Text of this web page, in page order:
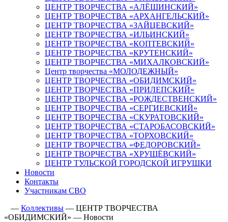
ЦЕНТР ТВОРЧЕСТВА «АЛЁШИНСКИЙ»
ЦЕНТР ТВОРЧЕСТВА «АРХАНГЕЛЬСКИЙ»
ЦЕНТР ТВОРЧЕСТВА «ЗАЙЦЕВСКИЙ»
ЦЕНТР ТВОРЧЕСТВА «ИЛЬИНСКИЙ»
ЦЕНТР ТВОРЧЕСТВА «КОПТЕВСКИЙ»
ЦЕНТР ТВОРЧЕСТВА «КРУТЕНСКИЙ»
ЦЕНТР ТВОРЧЕСТВА «МИХАЛКОВСКИЙ»
Центр творчества «МОЛОДЕЖНЫЙ»
ЦЕНТР ТВОРЧЕСТВА «ОБИДИМСКИЙ»
ЦЕНТР ТВОРЧЕСТВА «ПРИЛЕПСКИЙ»
ЦЕНТР ТВОРЧЕСТВА «РОЖДЕСТВЕНСКИЙ»
ЦЕНТР ТВОРЧЕСТВА «СЕРГИЕВСКИЙ»
ЦЕНТР ТВОРЧЕСТВА «СКУРАТОВСКИЙ»
ЦЕНТР ТВОРЧЕСТВА «СТАРОБАСОВСКИЙ»
ЦЕНТР ТВОРЧЕСТВА «ТОРХОВСКИЙ»
ЦЕНТР ТВОРЧЕСТВА «ФЕДОРОВСКИЙ»
ЦЕНТР ТВОРЧЕСТВА «ХРУЩЁВСКИЙ»
ЦЕНТР ТУЛЬСКОЙ ГОРОДСКОЙ ИГРУШКИ
Новости
Контакты
Участникам СВО
— Коллективы — ЦЕНТР ТВОРЧЕСТВА
«ОБИДИМСКИЙ» — Новости